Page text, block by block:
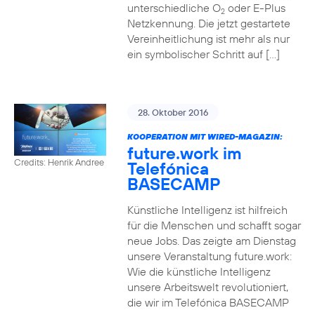
unterschiedliche O2oder E-Plus
Netzkennung. Die jetzt gestartete
Vereinheitlichung ist mehr als nur
ein symbolischer Schritt auf […]
Credits: Henrik Andree
28. Oktober 2016
KOOPERATION MIT WIRED-MAGAZIN:
future.work im
Telefónica
BASECAMP
Künstliche Intelligenz ist hilfreich
für die Menschen und schafft sogar
neue Jobs. Das zeigte am Dienstag
unsere Veranstaltung future.work:
Wie die künstliche Intelligenz
unsere Arbeitswelt revolutioniert,
die wir im Telefónica BASECAMP